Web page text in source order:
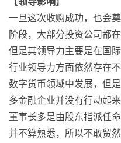
一旦这次收购成功，也会
阶段，大部分投资公司都
但是其领导力主要是在国
行业领导力方面依然存在
数字货币领域中发展，但
多金融企业并没有行动起
董事长多是由股东指派任
并不算熟悉，所以不敢贸